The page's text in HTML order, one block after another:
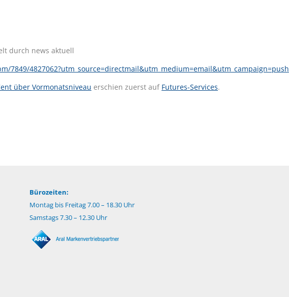
durch news aktuell
7849/4827062?utm_source=directmail&utm_medium=email&utm_campaign=push
über Vormonatsniveau erschien zuerst auf Futures-Services.
Bürozeiten:
Montag bis Freitag 7.00 – 18.30 Uhr
Samstags 7.30 – 12.30 Uhr